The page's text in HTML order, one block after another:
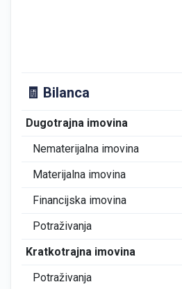
🧾 Bilanca
Dugotrajna imovina
Nematerijalna imovina
Materijalna imovina
Financijska imovina
Potraživanja
Kratkotrajna imovina
Potraživanja